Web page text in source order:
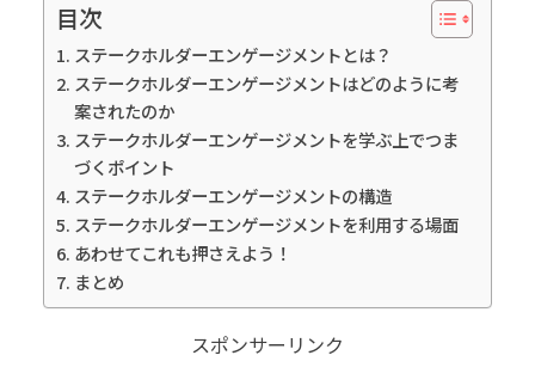
目次
ステークホルダーエンゲージメントとは？
ステークホルダーエンゲージメントはどのように考
案されたのか
ステークホルダーエンゲージメントを学ぶ上でつま
づくポイント
ステークホルダーエンゲージメントの構造
ステークホルダーエンゲージメントを利用する場面
あわせてこれも押さえよう！
まとめ
スポンサーリンク